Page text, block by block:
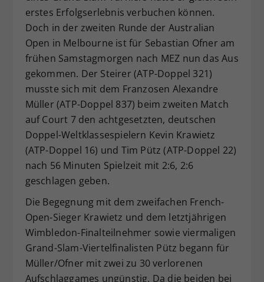
erstes Erfolgserlebnis verbuchen können.
Doch in der zweiten Runde der Australian
Open in Melbourne ist für Sebastian Ofner am
frühen Samstagmorgen nach MEZ nun das Aus
gekommen. Der Steirer (ATP-Doppel 321)
musste sich mit dem Franzosen Alexandre
Müller (ATP-Doppel 837) beim zweiten Match
auf Court 7 den achtgesetzten, deutschen
Doppel-Weltklassespielern Kevin Krawietz
(ATP-Doppel 16) und Tim Pütz (ATP-Doppel 22)
nach 56 Minuten Spielzeit mit 2:6, 2:6
geschlagen geben.
Die Begegnung mit dem zweifachen French-
Open-Sieger Krawietz und dem letztjährigen
Wimbledon-Finalteilnehmer sowie viermaligen
Grand-Slam-Viertelfinalisten Pütz begann für
Müller/Ofner mit zwei zu 30 verlorenen
Aufschlaggames ungünstig. Da die beiden bei
Zweck
Dieser Wert speichert Ihre Consent-
Einstellungen. Unter anderem eine
zufällig generierte ID, für die
historische Speicherung Ihrer
vorgenommen Einstellungen, falls der
Webseiten-Betreiber dies eingestellt
hat.